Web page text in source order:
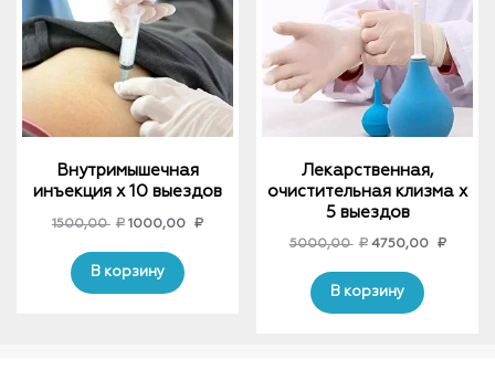
Внутримышечная
инъекция х 10 выездов
1500,00 ₽ Original
was:
1500,00 ₽.
1000,00 ₽Current
В корзину
Лекарственная,
очистительная клизма x
5 выездов
5000,00 ₽ Original
was:
5000,00 ₽.
4750,00 ₽Current
В корзину